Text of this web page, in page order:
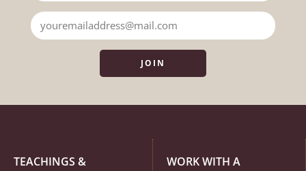
JOIN
TEACHINGS &
WORK WITH A